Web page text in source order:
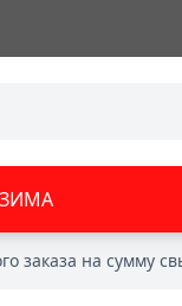
ЗИМА
заказа на сумму